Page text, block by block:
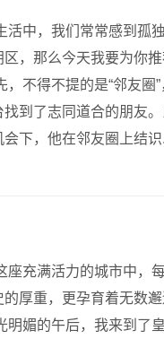
中，我们常常感到孤
，那么今天我要为你
不得不提的是“邻友圈
到了志同道合的朋友
下，他在邻友圈上结识
充满活力的城市中，
厚重，更孕育着无数
媚的午后，我来到了